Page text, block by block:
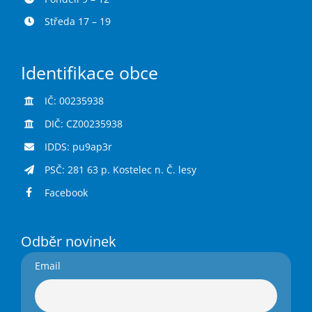
Středa 17 – 19
Identifikace obce
IČ: 00235938
DIČ: CZ00235938
IDDS: pu9ap3r
PSČ: 281 63 p. Kostelec n. Č. lesy
Facebook
Odběr novinek
Email